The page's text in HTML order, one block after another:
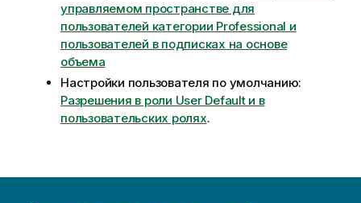
управляемом пространстве для
пользователей категории Professional и
пользователей в подписках на основе
объема
Настройки пользователя по умолчанию:
Разрешения в роли User Default и в
пользовательских ролях.